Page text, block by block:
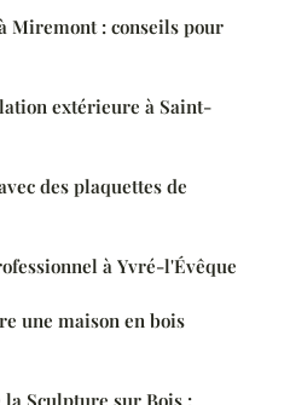
Miremont : conseils pour
extérieure à Saint-
des plaquettes de
à Yvré-l'Évêque
une maison en bois